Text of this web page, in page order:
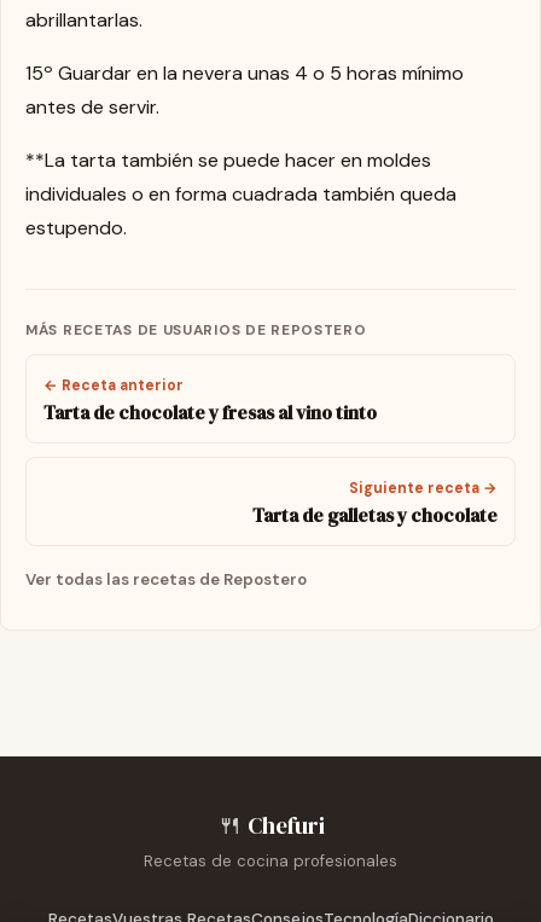
abrillantarlas.
15º Guardar en la nevera unas 4 o 5 horas mínimo
antes de servir.
**La tarta también se puede hacer en moldes
individuales o en forma cuadrada también queda
estupendo.
MÁS RECETAS DE USUARIOS DE REPOSTERO
← Receta anterior
Tarta de chocolate y fresas al vino tinto
Siguiente receta →
Tarta de galletas y chocolate
Ver todas las recetas de Repostero
🍴 Chefuri
Recetas de cocina profesionales